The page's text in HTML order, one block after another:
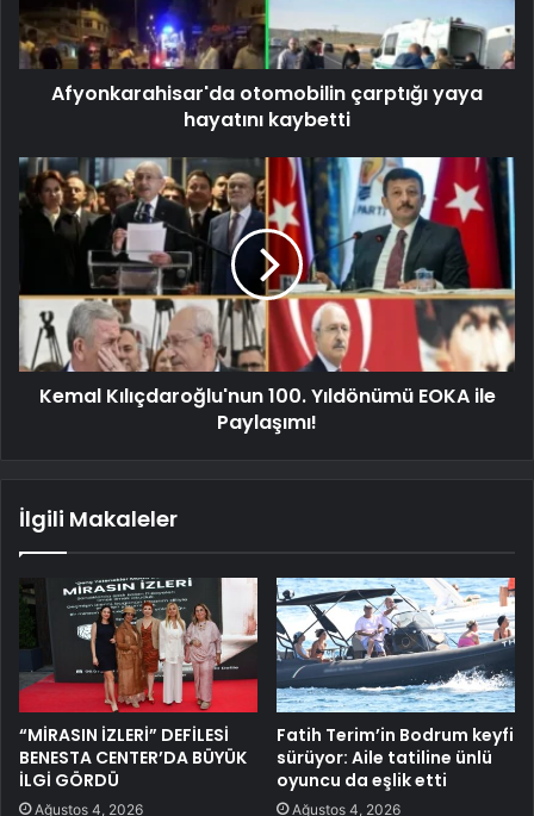
Afyonkarahisar'da otomobilin çarptığı yaya
hayatını kaybetti
Kemal Kılıçdaroğlu'nun 100. Yıldönümü EOKA ile
Paylaşımı!
İlgili Makaleler
“MİRASIN İZLERİ” DEFİLESİ
BENESTA CENTER’DA BÜYÜK
İLGİ GÖRDÜ
Ağustos 4, 2026
Fatih Terim’in Bodrum keyfi
sürüyor: Aile tatiline ünlü
oyuncu da eşlik etti
Ağustos 4, 2026